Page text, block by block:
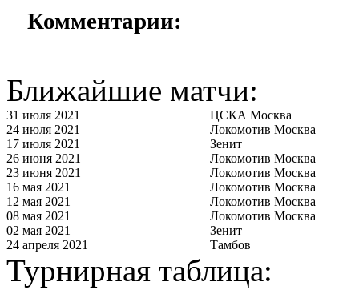
Комментарии:
Ближайшие матчи:
31 июля 2021
ЦСКА Москва
24 июля 2021
Локомотив Москва
17 июля 2021
Зенит
26 июня 2021
Локомотив Москва
23 июня 2021
Локомотив Москва
16 мая 2021
Локомотив Москва
12 мая 2021
Локомотив Москва
08 мая 2021
Локомотив Москва
02 мая 2021
Зенит
24 апреля 2021
Тамбов
Турнирная таблица: